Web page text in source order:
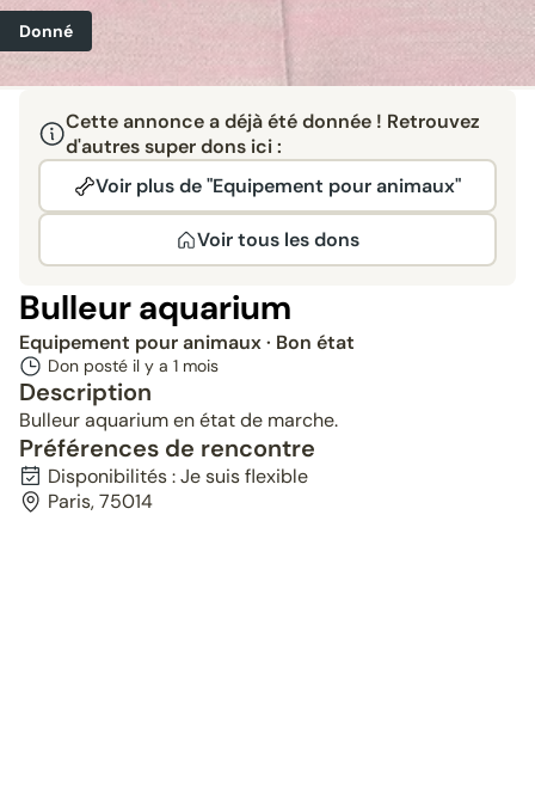
Donné
Cette annonce a déjà été donnée ! Retrouvez
d'autres super dons ici :
Voir plus de "Equipement pour animaux"
Voir tous les dons
Bulleur aquarium
Equipement pour animaux· Bon état
Don posté il y a 1 mois
Description
Bulleur aquarium en état de marche.
Préférences de rencontre
Disponibilités : Je suis flexible
Paris, 75014